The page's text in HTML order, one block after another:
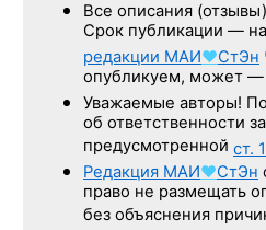
Все описания
Срок публикации —
редакции МАИ♥СтЭн
опубликуем, может —
Уважаемые авторы!
об ответственности
предусмотренной ст.
Редакция МАИ♥СтЭн
право не размещать
без объяснения